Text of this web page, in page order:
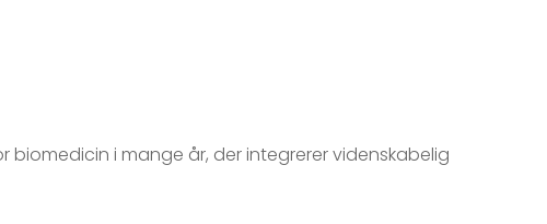
biomedicin i mange år, der integrerer videnskabelig